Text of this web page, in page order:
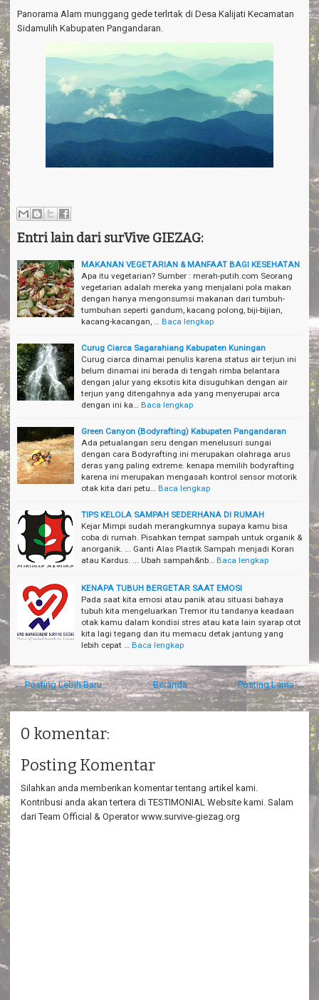
v
i
a
i
o
Panorama Alam munggang gede terlrtak di Desa Kalijati Kecamatan
Sidamulih Kabupaten Pangandaran.
Entri lain dari surVive GIEZAG:
MAKANAN VEGETARIAN & MANFAAT BAGI KESEHATAN
Apa itu vegetarian? Sumber : merah-putih.com Seorang
vegetarian adalah mereka yang menjalani pola makan
dengan hanya mengonsumsi makanan dari tumbuh-
tumbuhan seperti gandum, kacang polong, biji-bijian,
kacang-kacangan, …
Baca lengkap
Curug Ciarca Sagarahiang Kabupaten Kuningan
Curug ciarca dinamai penulis karena status air terjun ini
belum dinamai ini berada di tengah rimba belantara
dengan jalur yang eksotis kita disuguhkan dengan air
terjun yang ditengahnya ada yang menyerupai arca
dengan ini ka…
Baca lengkap
Green Canyon (Bodyrafting) Kabupaten Pangandaran
Ada petualangan seru dengan menelusuri sungai
dengan cara Bodyrafting ini merupakan olahraga arus
deras yang paling extreme. kenapa memilih bodyrafting
karena ini merupakan mengasah kontrol sensor motorik
otak kita dari petu…
Baca lengkap
TIPS KELOLA SAMPAH SEDERHANA DI RUMAH
Kejar Mimpi sudah merangkumnya supaya kamu bisa
coba di rumah. Pisahkan tempat sampah untuk organik &
anorganik. ... Ganti Alas Plastik Sampah menjadi Koran
atau Kardus. ... Ubah sampah&nb…
Baca lengkap
KENAPA TUBUH BERGETAR SAAT EMOSI
Pada saat kita emosi atau panik atau situasi bahaya
tubuh kita mengeluarkan Tremor itu tandanya keadaan
otak kamu dalam kondisi stres atau kata lain syarap otot
kita lagi tegang dan itu memacu detak jantung yang
lebih cepat …
Baca lengkap
← Posting Lebih Baru Posting Lama →
Beranda
0 komentar:
Posting Komentar
Silahkan anda memberikan komentar tentang artikel kami.
Kontribusi anda akan tertera di TESTIMONIAL Website kami. Salam
dari Team Official & Operator www.survive-giezag.org